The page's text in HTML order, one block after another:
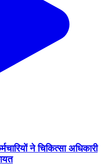
ने चिकित्सा अधिकारी